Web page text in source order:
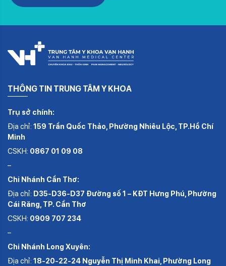
THÔNG TIN TRUNG TÂM Y KHOA
Trụ sở chính:
Địa chỉ: 159 Trần Quốc Thảo, Phường Nhiêu Lộc, TP.Hồ Chí
Minh
CSKH: 0867 01 09 08
–
Chi Nhánh Cần Thơ:
Địa chỉ: D35-D36-D37 Đường số 1 – KĐT Hưng Phú, Phường
Cái Răng, TP. Cần Thơ
CSKH: 0909 707 234
–
Chi Nhánh Long Xuyên:
Địa chỉ: 18-20-22-24 Nguyễn Thị Minh Khai, Phường Long